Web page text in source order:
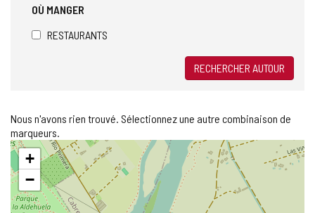
OÙ MANGER
RESTAURANTS
RECHERCHER AUTOUR
Nous n'avons rien trouvé. Sélectionnez une autre combinaison de
marqueurs.
Sauter
la
carte
+
−